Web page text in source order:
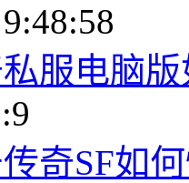
服电脑
奇SF如